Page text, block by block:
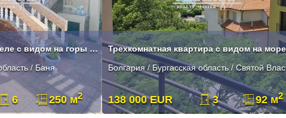
Двухетажный дом в селе с видом на горы и море, в 4х км. к пляжу**
/ Баня
6 250 м2
Болгария / Бургасская область / Святой Влас
138 000 EUR 3 92 м2